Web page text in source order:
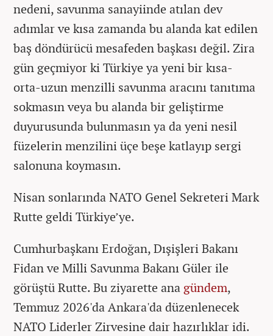
nedeni, savunma sanayiinde atılan dev
adımlar ve kısa zamanda bu alanda kat edilen
baş döndürücü mesafeden başkası değil. Zira
gün geçmiyor ki Türkiye ya yeni bir kısa-
orta-uzun menzilli savunma aracını tanıtıma
sokmasın veya bu alanda bir geliştirme
duyurusunda bulunmasın ya da yeni nesil
füzelerin menzilini üçe beşe katlayıp sergi
salonuna koymasın.
Nisan sonlarında NATO Genel Sekreteri Mark
Rutte geldi Türkiye’ye.
Cumhurbaşkanı Erdoğan, Dışişleri Bakanı
Fidan ve Milli Savunma Bakanı Güler ile
görüştü Rutte. Bu ziyarette ana gündem,
Temmuz 2026'da Ankara'da düzenlenecek
NATO Liderler Zirvesine dair hazırlıklar idi.